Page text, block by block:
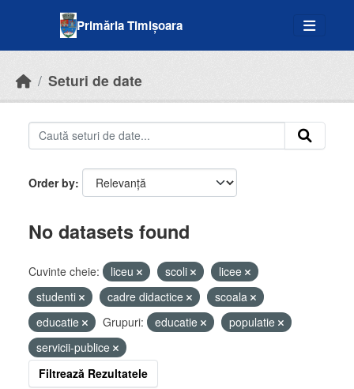
Primăria Timișoara
Seturi de date
Order by
No datasets found
Cuvinte cheie: liceu scoli
licee
studenti
cadre didactice
scoala
educatie
Grupuri: educatie
populatie
servicii-publice
Filtrează Rezultatele